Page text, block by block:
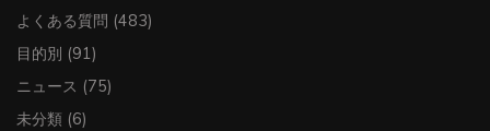
よくある質問 (483)
目的別 (91)
ニュース (75)
未分類 (6)